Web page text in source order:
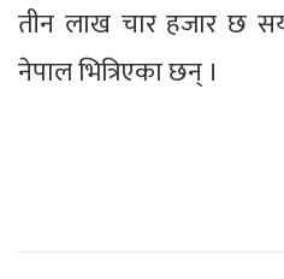
तीन लाख चार हजार छ
नेपाल भित्रिएका छन् ।